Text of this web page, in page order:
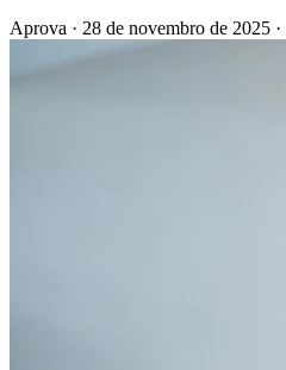
Aprova · 28 de novembro de 2025 ·